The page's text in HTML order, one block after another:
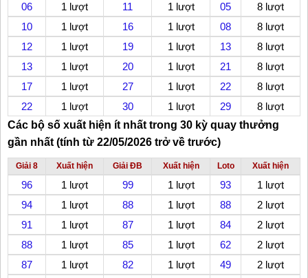
06
1 lượt 11 1 lượt 05
8 lượt
10
1 lượt 16 1 lượt 08
8 lượt
12
1 lượt 19 1 lượt 13
8 lượt
13
1 lượt 20 1 lượt 21
8 lượt
17
1 lượt 27 1 lượt 22
8 lượt
22
1 lượt 30 1 lượt 29
8 lượt
Các bộ số xuất hiện ít nhất trong 30 kỳ quay thưởng
gần nhất (tính từ 22/05/2026 trở về trước)
Giải 8 Xuất hiện Giải ĐB Xuất hiện Loto Xuất hiện
96 1 lượt 99 1 lượt 93
1 lượt
94
1 lượt 88 1 lượt 88
2 lượt
91
1 lượt 87 1 lượt 84
2 lượt
88
1 lượt 85 1 lượt 62
2 lượt
87
1 lượt 82 1 lượt 49
2 lượt